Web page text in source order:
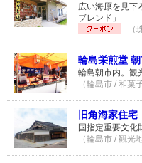
広い海原を見下
ブレンド」
輪島栄煎堂
輪島朝市内。観
（輪島市 / 和菓
旧角海家住宅
国指定重要文化
（輪島市 / 観光